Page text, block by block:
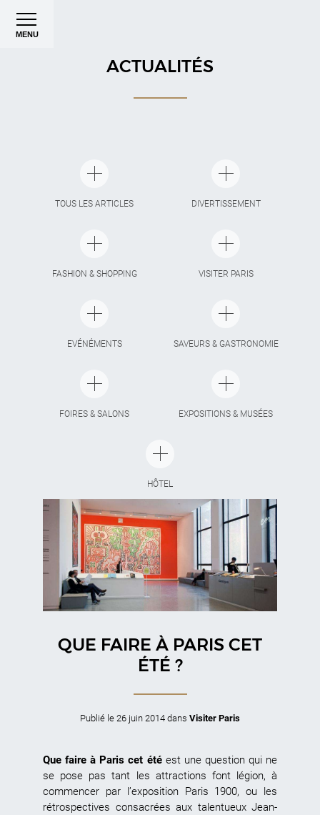
MENU
ACTUALITÉS
TOUS LES ARTICLES DIVERTISSEMENT
FASHION & SHOPPING VISITER PARIS
EVÉNÉMENTS SAVEURS & GASTRONOMIE
FOIRES & SALONS EXPOSITIONS & MUSÉES
HÔTEL
QUE FAIRE À PARIS CET
ÉTÉ ?
Publié le 26 juin 2014 dans Visiter Paris
Que faire à Paris cet étéest une question qui ne
se pose pas tant les attractions font légion, à
commencer par l’exposition Paris 1900, ou les
rétrospectives consacrées aux talentueux Jean-